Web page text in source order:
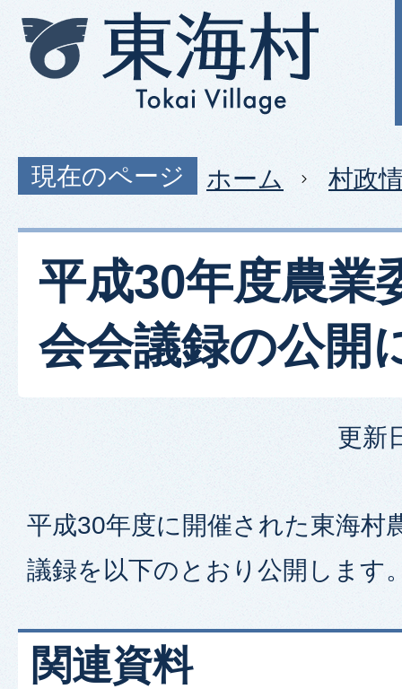
現在のページ ホーム 村政
平成30年度農業
会会議録の公開
更新
平成30年度に開催された東海村
議録を以下のとおり公開します
関連資料